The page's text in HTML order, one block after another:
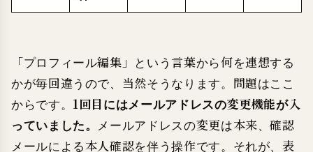
「プロフィール編集」という言葉から何を連想する
かが毎回違うので、当然そうなります。問題はここ
からです。 1回目にはメールアドレスの変更機能が入
っていました。 メールアドレスの変更は本来、確認
メールによる本人確認を伴う操作です。それが、表